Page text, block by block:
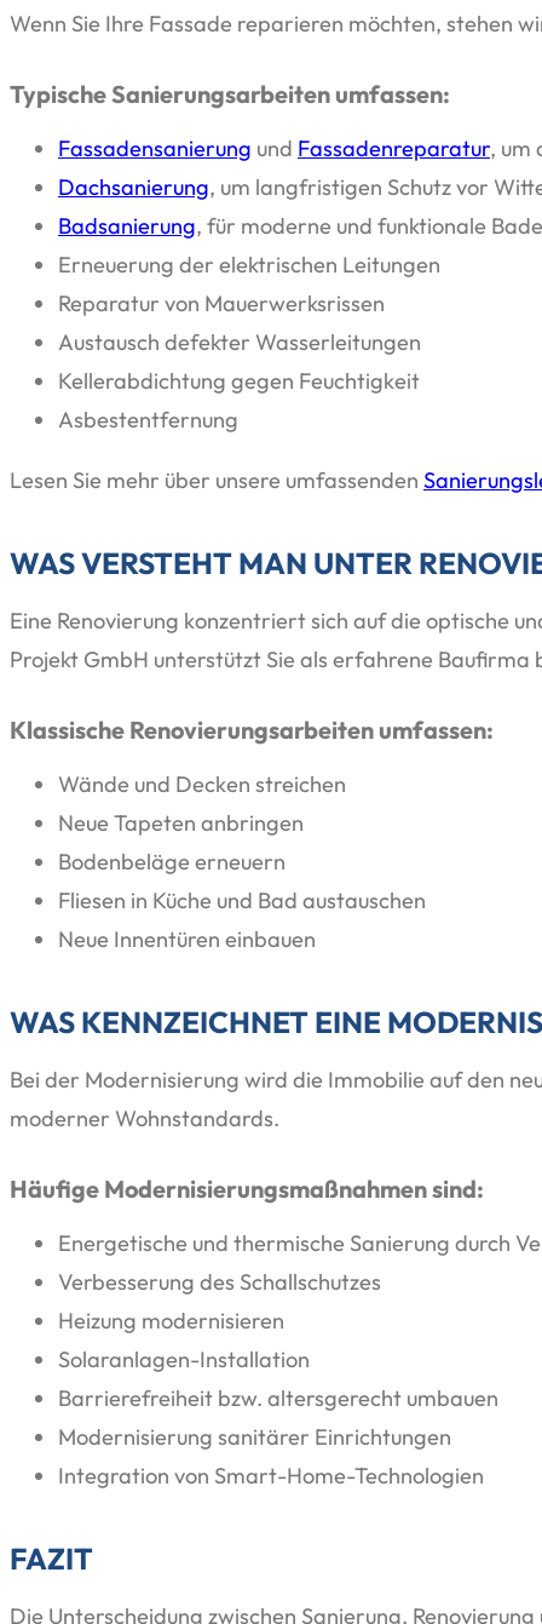
Wenn Sie Ihre Fassade reparieren möchten, stehen
Typische Sanierungsarbeiten umfassen:
Fassadensanierung und Fassadenreparatur, um
Dachsanierung, um langfristigen Schutz vor
Badsanierung, für moderne und funktionale
Erneuerung der elektrischen Leitungen
Reparatur von Mauerwerksrissen
Austausch defekter Wasserleitungen
Kellerabdichtung gegen Feuchtigkeit
Asbestentfernung
Lesen Sie mehr über unsere umfassenden
WAS VERSTEHT MAN UNTER
Eine Renovierung konzentriert sich auf die optische
Projekt GmbH unterstützt Sie als erfahrene
Klassische Renovierungsarbeiten umfassen:
Wände und Decken streichen
Neue Tapeten anbringen
Bodenbeläge erneuern
Fliesen in Küche und Bad austauschen
Neue Innentüren einbauen
WAS KENNZEICHNET EINE
Bei der Modernisierung wird die Immobilie auf den
moderner Wohnstandards.
Häufige Modernisierungsmaßnahmen sind:
Energetische und thermische Sanierung durch
Verbesserung des Schallschutzes
Heizung modernisieren
Solaranlagen-Installation
Barrierefreiheit bzw. altersgerecht umbauen
Modernisierung sanitärer Einrichtungen
Integration von Smart-Home-Technologien
FAZIT
Die Unterscheidung zwischen Sanierung,